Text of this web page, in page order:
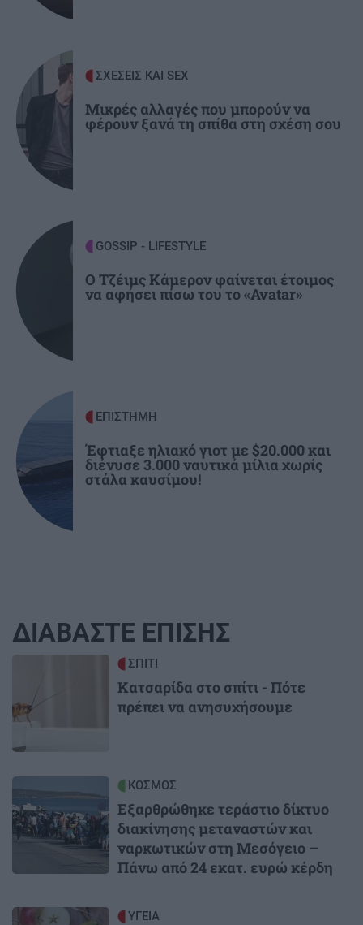
Πλύσιμο των ποδιών με αλάτι και ελαιόλαδο:
Γιατί ειδικοί το συνιστούν και σε τι χρησιμεύει
21:35
ΚΟΣΜΟΣ
αξέχαστο (εικόνες)
Ιταλία: Τα ελαιοτριβεία ενώνονται να
αντιμετωπίσουν την κρίση
ΣΧΕΣΕΙΣ ΚΑΙ SEX
Μικρές αλλαγές που μπορούν να
φέρουν ξανά τη σπίθα στη σχέση σου
GOSSIP - LIFESTYLE
Ο Τζέιμς Κάμερον φαίνεται έτοιμος
να αφήσει πίσω του το «Avatar»
ΕΠΙΣΤΗΜΗ
Έφτιαξε ηλιακό γιοτ με $20.000 και
διένυσε 3.000 ναυτικά μίλια χωρίς
στάλα καυσίμου!
ΔΙΑΒΑΣΤΕ ΕΠΙΣΗΣ
ΣΠΙΤΙ
Κατσαρίδα στο σπίτι - Πότε
πρέπει να ανησυχήσουμε
ΚΟΣΜΟΣ
Εξαρθρώθηκε τεράστιο δίκτυο
διακίνησης μεταναστών και
ναρκωτικών στη Μεσόγειο –
Πάνω από 24 εκατ. ευρώ κέρδη
Image ΥΓΕΙΑ